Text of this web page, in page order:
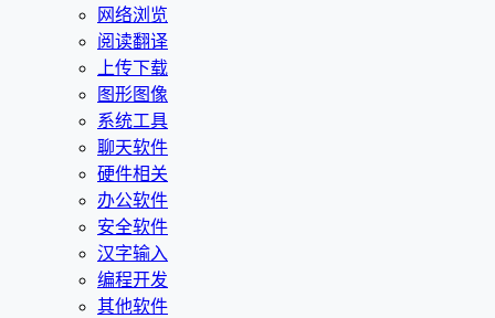
网络浏览
阅读翻译
上传下载
图形图像
系统工具
聊天软件
硬件相关
办公软件
安全软件
汉字输入
编程开发
其他软件